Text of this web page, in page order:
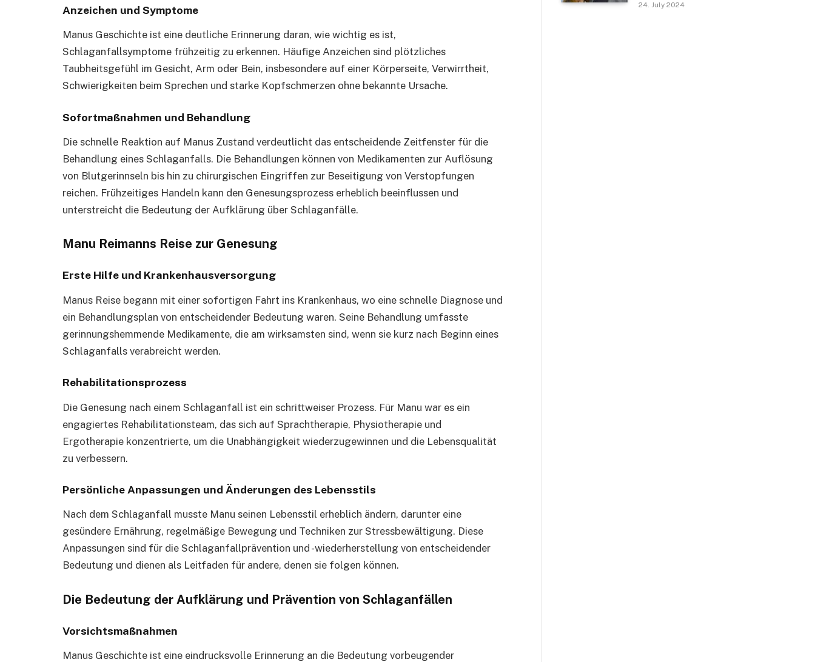
Anzeichen und Symptome
Manus Geschichte ist eine deutliche Erinnerung daran, wie wichtig es ist,
Schlaganfallsymptome frühzeitig zu erkennen. Häufige Anzeichen sind plötzliches
Taubheitsgefühl im Gesicht, Arm oder Bein, insbesondere auf einer Körperseite, Verwirrtheit,
Schwierigkeiten beim Sprechen und starke Kopfschmerzen ohne bekannte Ursache.
Sofortmaßnahmen und Behandlung
Die schnelle Reaktion auf Manus Zustand verdeutlicht das entscheidende Zeitfenster für die
Behandlung eines Schlaganfalls. Die Behandlungen können von Medikamenten zur Auflösung
von Blutgerinnseln bis hin zu chirurgischen Eingriffen zur Beseitigung von Verstopfungen
reichen. Frühzeitiges Handeln kann den Genesungsprozess erheblich beeinflussen und
unterstreicht die Bedeutung der Aufklärung über Schlaganfälle.
Manu Reimanns Reise zur Genesung
Erste Hilfe und Krankenhausversorgung
Manus Reise begann mit einer sofortigen Fahrt ins Krankenhaus, wo eine schnelle Diagnose und
ein Behandlungsplan von entscheidender Bedeutung waren. Seine Behandlung umfasste
gerinnungshemmende Medikamente, die am wirksamsten sind, wenn sie kurz nach Beginn eines
Schlaganfalls verabreicht werden.
Rehabilitationsprozess
Die Genesung nach einem Schlaganfall ist ein schrittweiser Prozess. Für Manu war es ein
engagiertes Rehabilitationsteam, das sich auf Sprachtherapie, Physiotherapie und
Ergotherapie konzentrierte, um die Unabhängigkeit wiederzugewinnen und die Lebensqualität
zu verbessern.
Persönliche Anpassungen und Änderungen des Lebensstils
Nach dem Schlaganfall musste Manu seinen Lebensstil erheblich ändern, darunter eine
gesündere Ernährung, regelmäßige Bewegung und Techniken zur Stressbewältigung. Diese
Anpassungen sind für die Schlaganfallprävention und -wiederherstellung von entscheidender
Bedeutung und dienen als Leitfaden für andere, denen sie folgen können.
Die Bedeutung der Aufklärung und Prävention von Schlaganfällen
Vorsichtsmaßnahmen
Manus Geschichte ist eine eindrucksvolle Erinnerung an die Bedeutung vorbeugender
24. July 2024